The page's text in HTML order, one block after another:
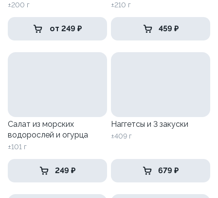
±200 г
от 249 ₽
±210 г
459 ₽
Салат из морских
водорослей и огурца
±101 г
249 ₽
Наггетсы и 3 закуски
±409 г
679 ₽